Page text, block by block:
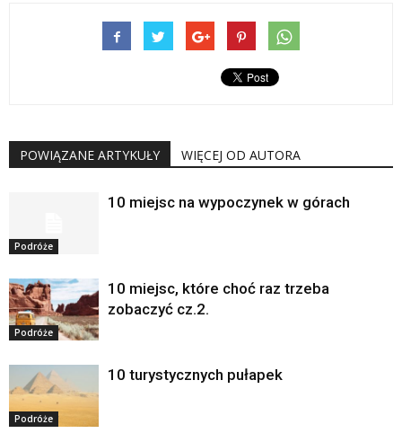
POWIĄZANE ARTYKUŁY WIĘCEJ OD AUTORA
Podróże
10 miejsc na wypoczynek w górach
Podróże
10 miejsc, które choć raz trzeba
zobaczyć cz.2.
Podróże
10 turystycznych pułapek